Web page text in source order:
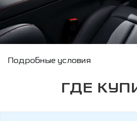
Условия кредитования и
Подробные условия
ГДЕ